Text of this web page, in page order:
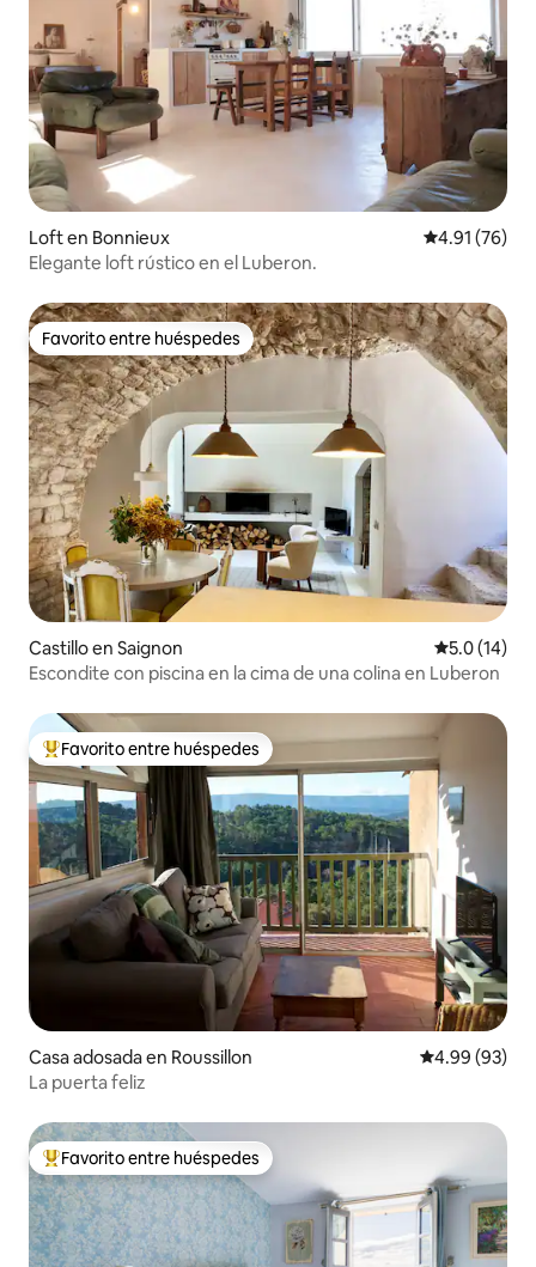
Loft en Bonnieux Calificación
4.91 (76)
Elegante loft rústico en el Luberon.
Favorito entre huéspedes
Favorito entre huéspedes
Castillo en Saignon Calificación
5.0 (14)
Escondite con piscina en la cima de una colina en Luberon
Favorito entre huéspedes preferido
Favorito entre huéspedes
Casa adosada en Roussillon Calificación
4.99 (93)
La puerta feliz
Favorito entre huéspedes preferido
Favorito entre huéspedes